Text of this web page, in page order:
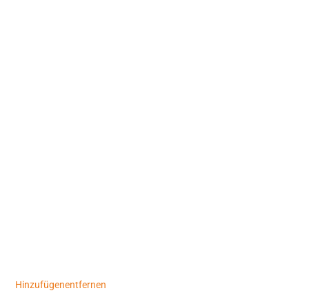
Hinzufügenentfernen